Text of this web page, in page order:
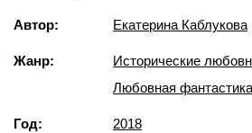
Автор: Екатерина Каблукова
Жанр: Исторические
Любовная фантастика
Год: 2018